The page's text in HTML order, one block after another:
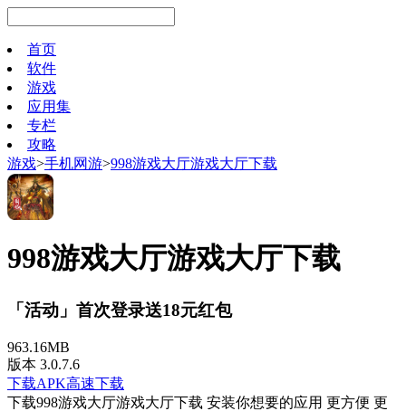
首页
软件
游戏
应用集
专栏
攻略
游戏>手机网游>998游戏大厅游戏大厅下载
998游戏大厅游戏大厅下载
「活动」首次登录送18元红包
963.16MB
版本 3.0.7.6
下载APK高速下载
下载998游戏大厅游戏大厅下载 安装你想要的应用 更方便 更